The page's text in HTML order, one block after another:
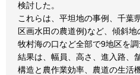
検討した。
これらは、平坦地の事例、千葉
区画水田の農道例)など、傾斜
牧村海の口など全部で9地区を
結果は、幅員、高さ、進入路、
構造と農作業効率、農道の生活